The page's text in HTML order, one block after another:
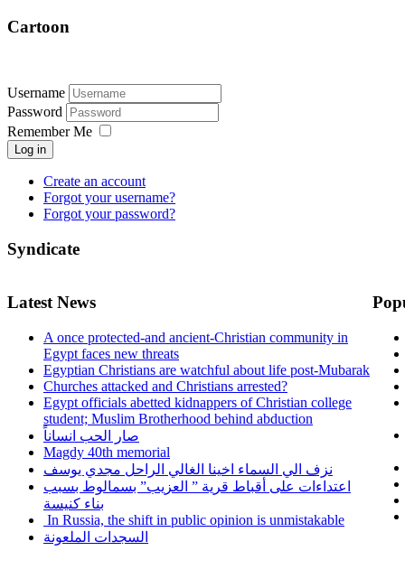
Cartoon
Username
Password
Remember Me
Log in
Create an account
Forgot your username?
Forgot your password?
Syndicate
Latest News
A once protected-and ancient-Christian community in
Egypt faces new threats
Egyptian Christians are watchful about life post-Mubarak
Churches attacked and Christians arrested?
Egypt officials abetted kidnappers of Christian college
student; Muslim Brotherhood behind abduction
صار الحب انساناً
Magdy 40th memorial
نزف الي السماء اخينا الغالي الراحل مجدي يوسف
اعتداءات على أقباط قرية ” العزيب” بسمالوط بسبب
بناء كنيسة
In Russia, the shift in public opinion is unmistakable
السجدات الملعونة